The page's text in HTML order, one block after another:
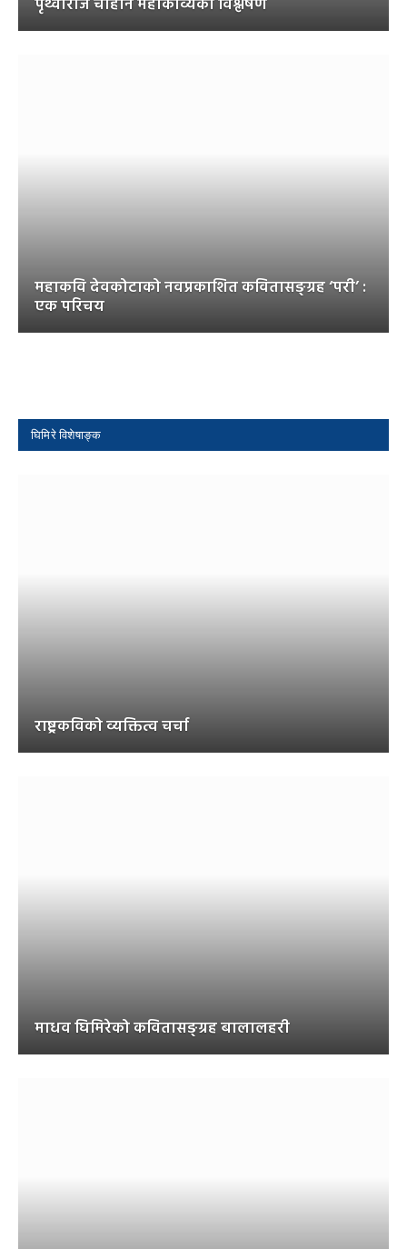
महाकवि देवकोटाको नवप्रकाशित कवितासङ्ग्रह ‘परी’ :
एक परिचय
घिमिरे विशेषाङ्क
राष्ट्रकविको व्यक्तित्व चर्चा
माधव घिमिरेको कवितासङ्ग्रह बालालहरी